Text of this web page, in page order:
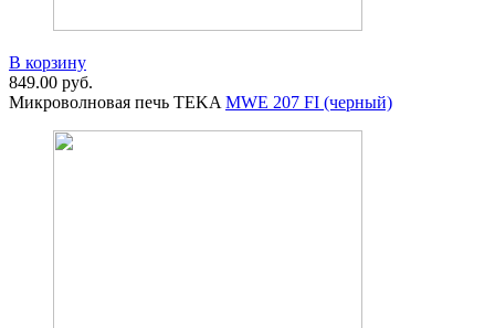
В корзину
849.00 руб.
Микроволновая печь TEKAMWE 207 FI (черный)